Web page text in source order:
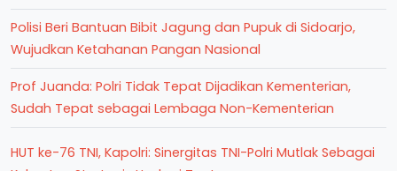
Polisi Beri Bantuan Bibit Jagung dan Pupuk di Sidoarjo,
Wujudkan Ketahanan Pangan Nasional
Prof Juanda: Polri Tidak Tepat Dijadikan Kementerian,
Sudah Tepat sebagai Lembaga Non-Kementerian
HUT ke-76 TNI, Kapolri: Sinergitas TNI-Polri Mutlak Sebagai